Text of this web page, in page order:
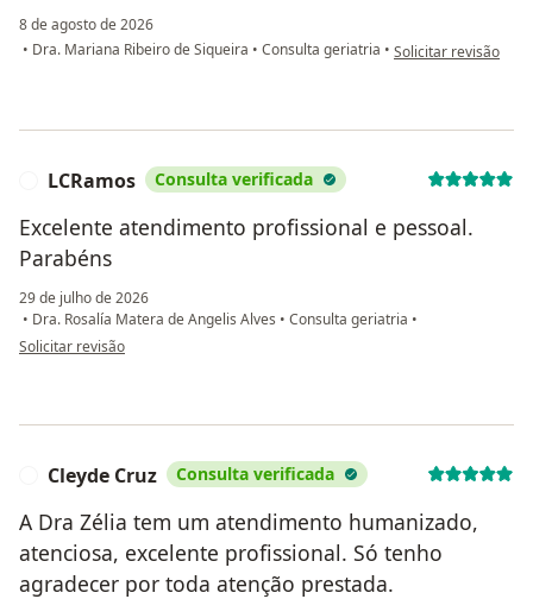
8 de agosto de 2026
• Dra. Mariana Ribeiro de Siqueira • Consulta geriatria • na opinião do
Solicitar revisão
LCRamos Consulta verificada
Excelente atendimento profissional e pessoal.
Parabéns
29 de julho de 2026
• Dra. Rosalía Matera de Angelis Alves • Consulta geriatria •
na opinião do utilizador LCRamos
Solicitar revisão
Cleyde Cruz Consulta verificada
A Dra Zélia tem um atendimento humanizado,
atenciosa, excelente profissional. Só tenho
agradecer por toda atenção prestada.